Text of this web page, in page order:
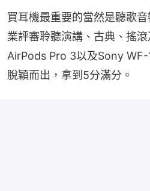
買耳機最重要的當然是聽歌
業評審聆聽演講、古典、搖
AirPods Pro 3以及Sony
脫穎而出，拿到5分滿分。